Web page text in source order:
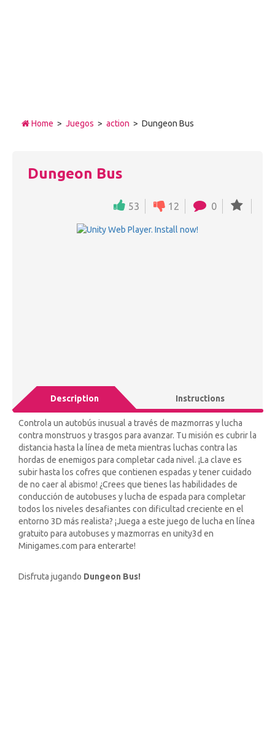
Home > Juegos > action > Dungeon Bus
Dungeon Bus
53 12 0
Description Instructions
Controla un autobús inusual a través de mazmorras y lucha
contra monstruos y trasgos para avanzar. Tu misión es cubrir la
distancia hasta la línea de meta mientras luchas contra las
hordas de enemigos para completar cada nivel. ¡La clave es
subir hasta los cofres que contienen espadas y tener cuidado
de no caer al abismo! ¿Crees que tienes las habilidades de
conducción de autobuses y lucha de espada para completar
todos los niveles desafiantes con dificultad creciente en el
entorno 3D más realista? ¡Juega a este juego de lucha en línea
gratuito para autobuses y mazmorras en unity3d en
Minigames.com para enterarte!
Disfruta jugando Dungeon Bus!